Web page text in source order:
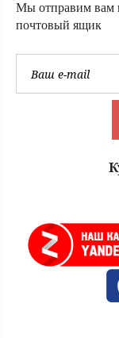
Мы отправим вам
почтовый ящик